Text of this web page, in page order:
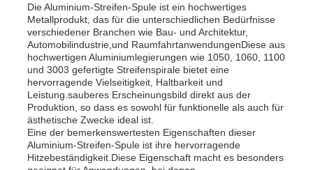
Zu Hause
Produkte
Die Aluminium-Streifen-Spule ist ein hochwertiges
Metallprodukt, das für die unterschiedlichen Bedürfnisse
verschiedener Branchen wie Bau- und Architektur,
Automobilindustrie,und RaumfahrtanwendungenDiese aus
hochwertigen Aluminiumlegierungen wie 1050, 1060, 1100
und 3003 gefertigte Streifenspirale bietet eine
hervorragende Vielseitigkeit, Haltbarkeit und
Leistung.sauberes Erscheinungsbild direkt aus der
Produktion, so dass es sowohl für funktionelle als auch für
ästhetische Zwecke ideal ist.
Eine der bemerkenswertesten Eigenschaften dieser
Aluminium-Streifen-Spule ist ihre hervorragende
Hitzebeständigkeit.Diese Eigenschaft macht es besonders